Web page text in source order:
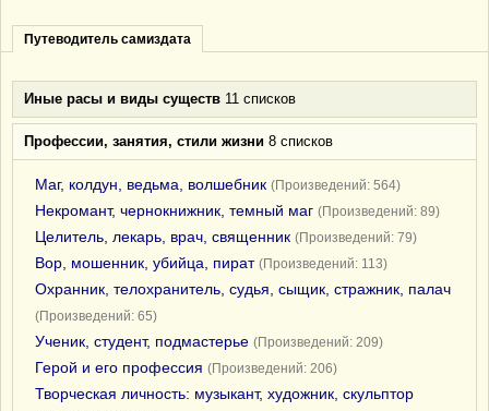
Путеводитель самиздата
Иные расы и виды существ 11 списков
Профессии, занятия, стили жизни 8 списков
Маг, колдун, ведьма, волшебник (Произведений: 564)
Некромант, чернокнижник, темный маг (Произведений: 89)
Целитель, лекарь, врач, священник (Произведений: 79)
Вор, мошенник, убийца, пират (Произведений: 113)
Охранник, телохранитель, судья, сыщик, стражник, палач
(Произведений: 65)
Ученик, студент, подмастерье (Произведений: 209)
Герой и его профессия (Произведений: 206)
Творческая личность: музыкант, художник, скульптор